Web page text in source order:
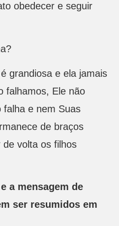
obedecer e seguir
grandiosa e ela jamais
falhamos, Ele não
falha e nem Suas
de braços
volta os filhos
a mensagem de
ser resumidos em